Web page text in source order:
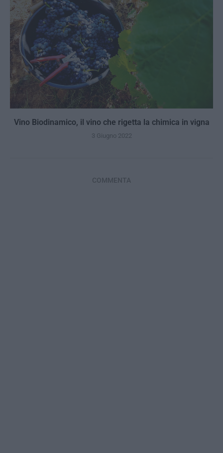
Vino Biodinamico, il vino che rigetta la chimica in vigna
3 Giugno 2022
COMMENTA